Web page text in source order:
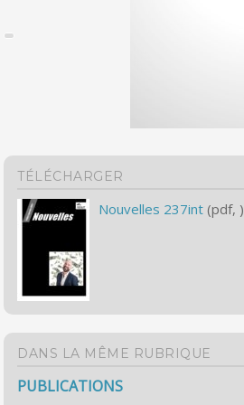
TÉLÉCHARGER
Nouvelles 237int (pdf, )
DANS LA MÊME RUBRIQUE
PUBLICATIONS